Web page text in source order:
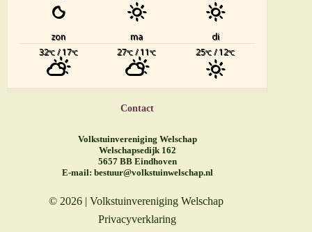
zon ma
di
32°C/ 17°C 27°C / 11°C 25°C / 12°C
Contact
Volkstuinvereniging Welschap
Welschapsedijk 162
5657 BB Eindhoven
E-mail: bestuur@volkstuinwelschap.nl
© 2026 | Volkstuinvereniging Welschap
Privacyverklaring